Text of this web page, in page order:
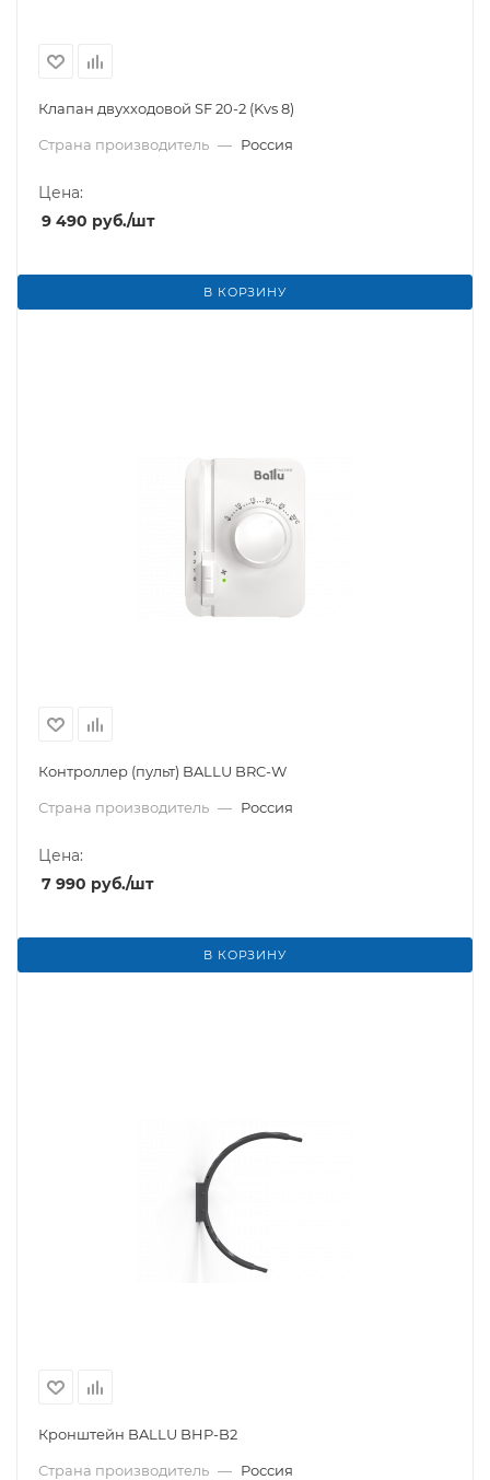
Клапан двухходовой SF 20-2 (Kvs 8)
Страна производитель — Россия
Цена:
9 490 руб./шт
В КОРЗИНУ
Контроллер (пульт) BALLU BRC-W
Страна производитель — Россия
Цена:
7 990 руб./шт
В КОРЗИНУ
Кронштейн BALLU BHP-B2
Страна производитель — Россия